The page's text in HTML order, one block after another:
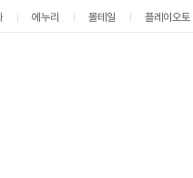
에누리 몰테일 플레이오토